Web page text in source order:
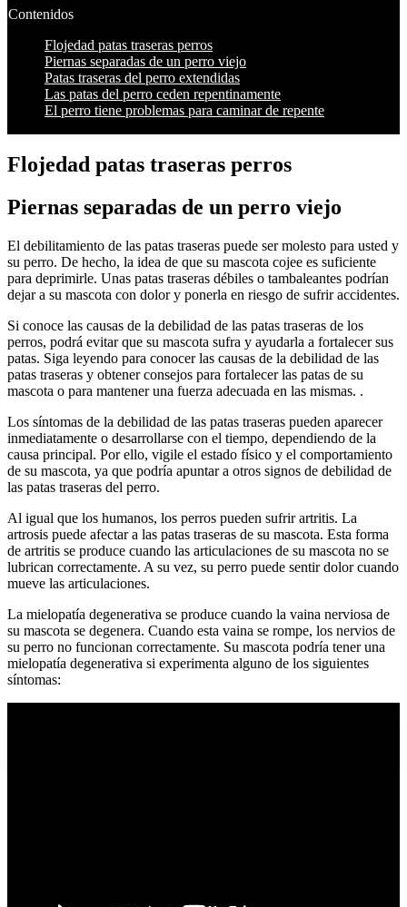
Contenidos
Flojedad patas traseras perros
Piernas separadas de un perro viejo
Patas traseras del perro extendidas
Las patas del perro ceden repentinamente
El perro tiene problemas para caminar de repente
Flojedad patas traseras perros
Piernas separadas de un perro viejo
El debilitamiento de las patas traseras puede ser molesto para usted y
su perro. De hecho, la idea de que su mascota cojee es suficiente
para deprimirle. Unas patas traseras débiles o tambaleantes podrían
dejar a su mascota con dolor y ponerla en riesgo de sufrir accidentes.
Si conoce las causas de la debilidad de las patas traseras de los
perros, podrá evitar que su mascota sufra y ayudarla a fortalecer sus
patas. Siga leyendo para conocer las causas de la debilidad de las
patas traseras y obtener consejos para fortalecer las patas de su
mascota o para mantener una fuerza adecuada en las mismas. .
Los síntomas de la debilidad de las patas traseras pueden aparecer
inmediatamente o desarrollarse con el tiempo, dependiendo de la
causa principal. Por ello, vigile el estado físico y el comportamiento
de su mascota, ya que podría apuntar a otros signos de debilidad de
las patas traseras del perro.
Al igual que los humanos, los perros pueden sufrir artritis. La
artrosis puede afectar a las patas traseras de su mascota. Esta forma
de artritis se produce cuando las articulaciones de su mascota no se
lubrican correctamente. A su vez, su perro puede sentir dolor cuando
mueve las articulaciones.
La mielopatía degenerativa se produce cuando la vaina nerviosa de
su mascota se degenera. Cuando esta vaina se rompe, los nervios de
su perro no funcionan correctamente. Su mascota podría tener una
mielopatía degenerativa si experimenta alguno de los siguientes
síntomas: